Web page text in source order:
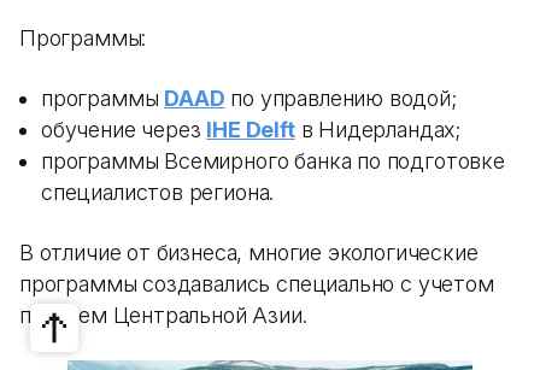
Программы:
программы DAAD по управлению водой;
обучение через IHE Delftв Нидерландах;
программы Всемирного банка по подготовке
специалистов региона.
В отличие от бизнеса, многие экологические
программы создавались специально с учетом
проблем Центральной Азии.